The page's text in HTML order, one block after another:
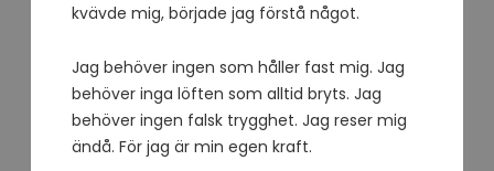
kvävde mig, började jag förstå något.
Jag behöver ingen som håller fast mig. Jag
behöver inga löften som alltid bryts. Jag
behöver ingen falsk trygghet. Jag reser mig
ändå. För jag är min egen kraft.